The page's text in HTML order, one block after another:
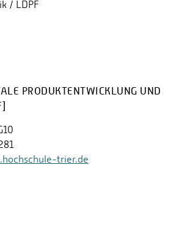
/ LDPF
PRODUKTENTWICKLUNG UND
trier.de